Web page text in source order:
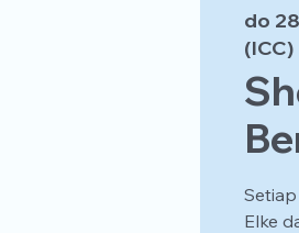
do
(ICC)
Elke